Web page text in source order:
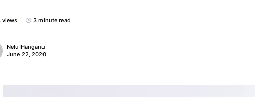
views 3 minute read
Nelu Hanganu
June 22, 2020